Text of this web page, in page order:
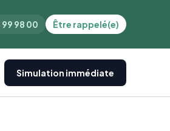
99 98 00 Être rappelé(e)
Simulation immédiate